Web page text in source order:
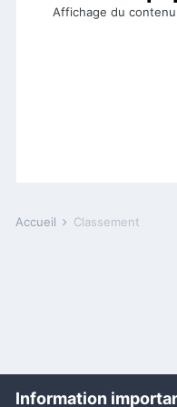
Affichage du
Accueil Classement
Information